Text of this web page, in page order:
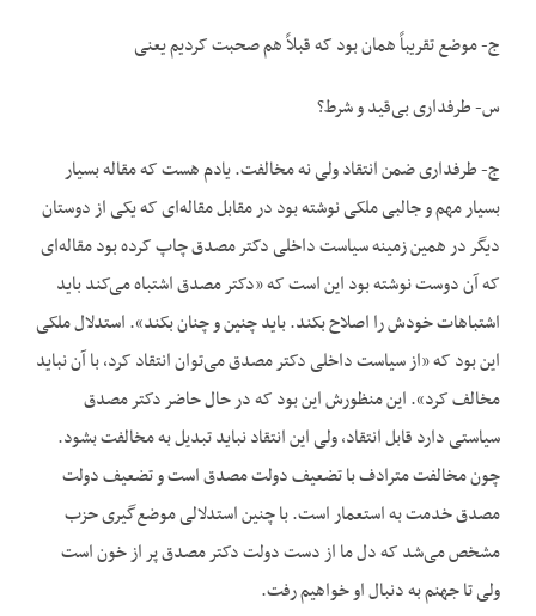
ج- موضع تقریباً همان بود که قبلاً هم صحبت کردیم یعنی
س- طرفداری بی‌قید و شرط؟
ج- طرفداری ضمن انتقاد ولی نه مخالفت. یادم هست که مقاله بسیار
بسیار مهم و جالبی ملکی نوشته بود در مقابل مقاله‌ای که یکی از دوستان
دیگر در همین زمینه سیاست داخلی دکتر مصدق چاپ کرده بود مقاله‌ای
که آن دوست نوشته بود این است که «دکتر مصدق اشتباه می‌کند باید
اشتباهات خودش را اصلاح بکند. باید چنین و چنان بکند». استدلال ملکی
این بود که «از سیاست داخلی دکتر مصدق می‌توان انتقاد کرد، با آن نباید
مخالف کرد». این منظورش این بود که در حال حاضر دکتر مصدق
سیاستی دارد قابل انتقاد، ولی این انتقاد نباید تبدیل به مخالفت بشود.
چون مخالفت مترادف با تضعیف دولت مصدق است و تضعیف دولت
مصدق خدمت به استعمار است. با چنین استدلالی موضع‌گیری حزب
مشخص می‌شد که دل ما از دست دولت دکتر مصدق پر از خون است
ولی تا جهنم به دنبال او خواهیم رفت.